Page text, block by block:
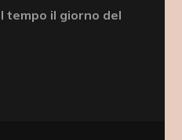
tempo il giorno del